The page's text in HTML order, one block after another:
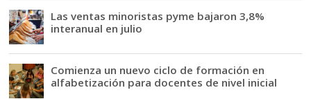
Las ventas minoristas pyme bajaron 3,8%
interanual en julio
Comienza un nuevo ciclo de formación en
alfabetización para docentes de nivel inicial